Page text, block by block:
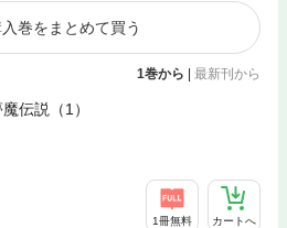
巻をまとめて買う
1巻から 最新刊から
伝説（1）
1冊無料 カートへ